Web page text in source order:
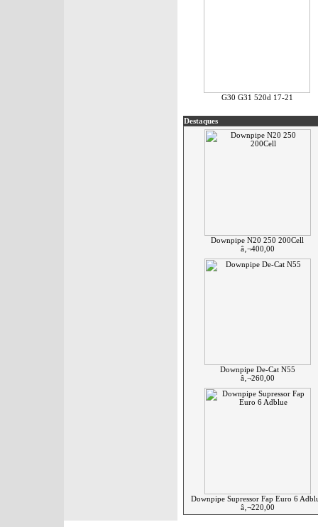
G30 G31 520d 17-21
Destaques
Downpipe N20 250 200Cell
â‚¬400,00
Downpipe De-Cat N55
â‚¬260,00
Downpipe Supressor Fap Euro 6
â‚¬220,00